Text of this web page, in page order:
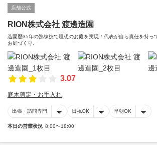
店舗公式
RION株式会社 渡邊造園
造園歴35年の熟練技で理想のお庭を実現！代表が自ら責任を持っ
お庭づくり。
3.07
庭木剪定・お手入れ
出張・訪問専門 日祝OK 早朝OK
本日の営業状況 8:00〜18:00